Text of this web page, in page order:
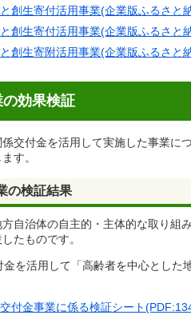
創生寄付活用事業(企業版ふるさと
創生寄付活用事業(企業版ふるさと
創生寄附活用事業(企業版ふるさと
効果検証
交付金を活用して実施した事業に
す。
の検証結果
自治体の自主的・主体的な取り組
たものです。
を活用して「高齢者を中心とした
付金事業に係る検証シート